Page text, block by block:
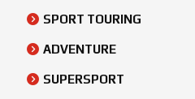
SPORT TOURING
ADVENTURE
SUPERSPORT